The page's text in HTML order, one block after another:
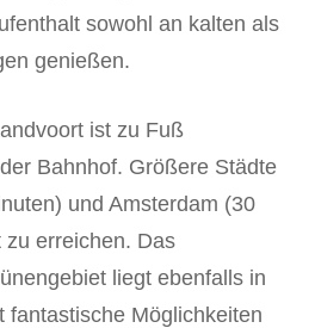
sowohl an kalten als
genießen.
ist zu Fuß
Bahnhof. Größere Städte
und Amsterdam (30
erreichen. Das
liegt ebenfalls in
fantastische Möglichkeiten